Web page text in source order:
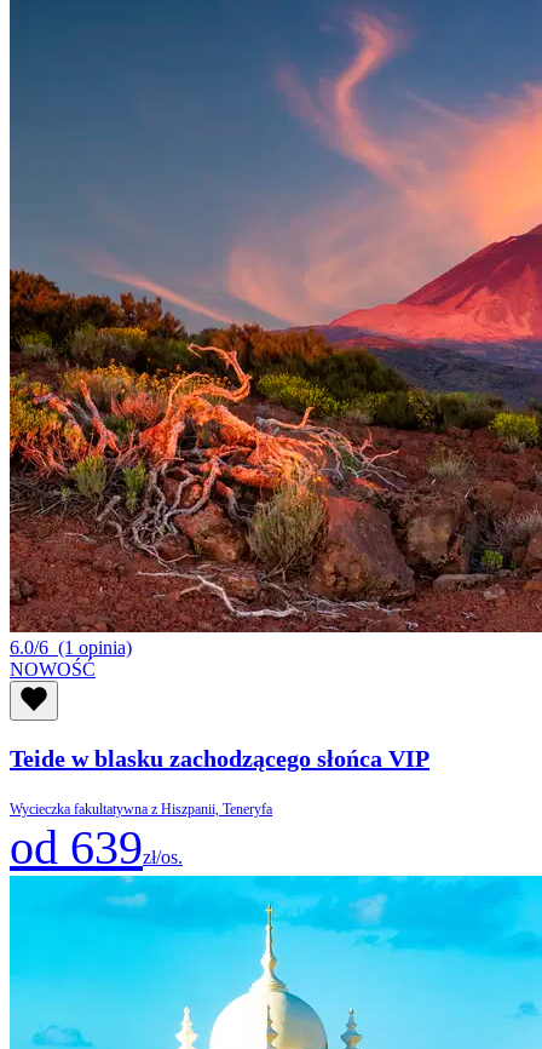
6.0/6 (1 opinia)
NOWOŚĆ
Teide w blasku zachodzącego słońca VIP
Wycieczka fakultatywna z Hiszpanii, Teneryfa
od 639zł/os.